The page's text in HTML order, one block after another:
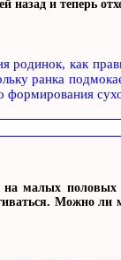
назад и теперь
родинок, как
ранка
формирования
малых половых
Можно ли